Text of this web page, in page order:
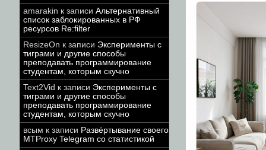
amarakin к записи Альтернативный
список заблокированных в РФ
ресурсов Re:filter
ResizeOn к записи Эксперименты с
тиграми и другие способы
преподавать программирование
студентам, которым скучно
Text2Vid к записи Эксперименты с
тиграми и другие способы
преподавать программирование
студентам, которым скучно
всым к записи Развёртывание своего
MTProxy Telegram со статистикой